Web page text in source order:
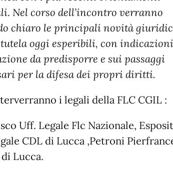
. Nel corso dell’incontro verranno
chiaro le principali novità
oggi esperibili, con indicazioni
da predisporre e sui passaggi
per la difesa dei propri diritti.
i legali della FLC CGIL :
Uff. Legale Flc Nazionale,
CDL di Lucca ,Petroni
Lucca.